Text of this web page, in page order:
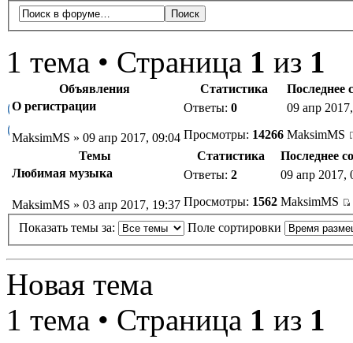
1 тема • Страница 1 из 1
Объявления Статистика
Последнее
О регистрации
MaksimMS » 09 апр 2017, 09:04
Ответы: 0
Просмотры: 14266
09 апр
MaksimMS
Темы
Статистика
Последнее
Любимая музыка
MaksimMS » 03 апр 2017, 19:37
Ответы: 2
Просмотры: 1562
09 апр 2017,
MaksimMS
Показать темы за:
Поле сортировки
Новая тема
1 тема • Страница 1 из 1